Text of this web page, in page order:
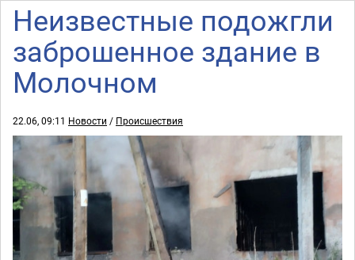
Неизвестные подожгли
заброшенное здание в
Молочном
22.06, 09:11 Новости / Происшествия